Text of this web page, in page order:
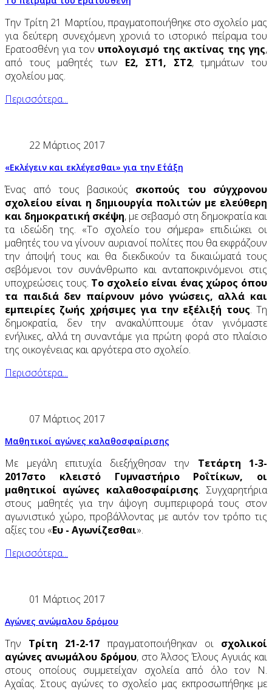
Την Τρίτη 21 Μαρτίου, πραγματοποιήθηκε στο σχολείο μας
για δεύτερη συνεχόμενη χρονιά το ιστορικό πείραμα του
Ερατοσθένη για τον υπολογισμό της ακτίνας της γης,
από τους μαθητές των Ε2, ΣΤ1, ΣΤ2, τμημάτων του
σχολείου μας.
Περισσότερα...
22 Μάρτιος 2017
«Εκλέγειν και εκλέγεσθαι» για την Ε΄τάξη
Ένας από τους βασικούς σκοπούς του σύγχρονου
σχολείου είναι η δημιουργία πολιτών με ελεύθερη
και δημοκρατική σκέψη, με σεβασμό στη δημοκρατία και
τα ιδεώδη της. «Το σχολείο του σήμερα» επιδιώκει οι
μαθητές του να γίνουν αυριανοί πολίτες που θα εκφράζουν
την άποψή τους και θα διεκδικούν τα δικαιώματά τους
σεβόμενοι τον συνάνθρωπο και ανταποκρινόμενοι στις
υποχρεώσεις τους. Το σχολείο είναι ένας χώρος όπου
τα παιδιά δεν παίρνουν μόνο γνώσεις, αλλά και
εμπειρίες ζωής χρήσιμες για την εξέλιξή τους. Τη
δημοκρατία, δεν την ανακαλύπτουμε όταν γινόμαστε
ενήλικες, αλλά τη συναντάμε για πρώτη φορά στο πλαίσιο
της οικογένειας και αργότερα στο σχολείο.
Περισσότερα...
07 Μάρτιος 2017
Μαθητικοί αγώνες καλαθοσφαίρισης
Με μεγάλη επιτυχία διεξήχθησαν την Τετάρτη 1-3-
2017στο κλειστό Γυμναστήριο Ροΐτίκων, οι
μαθητικοί αγώνες καλαθοσφαίρισης. Συγχαρητήρια
στους μαθητές για την άψογη συμπεριφορά τους στον
αγωνιστικό χώρο, προβάλλοντας με αυτόν τον τρόπο τις
αξίες του «Ευ - Αγωνίζεσθαι».
Περισσότερα...
01 Μάρτιος 2017
Αγώνες ανώμαλου δρόμου
Την Τρίτη 21-2-17 πραγματοποιήθηκαν οι σχολικοί
αγώνες ανωμάλου δρόμου, στο Άλσος Έλους Αγυιάς και
στους οποίους συμμετείχαν σχολεία από όλο τον Ν.
Αχαΐας. Στους αγώνες το σχολείο μας εκπροσωπήθηκε με